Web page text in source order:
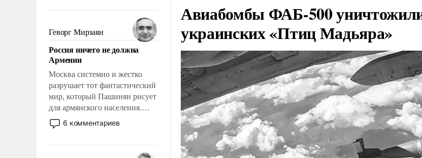
Сложившаяся ситуация
означает многолетний период
уязвимости США, например,
перед Китаем.
Геворг Мирзаян
Россия ничего не должна
Армении
Москва системно и жестко
разрушает тот фантастический
мир, который Пашинян рисует
для армянского населения.
Мир, где этому населению все
должны просто по
политические прожекты будут
6 комментариев
Авиабомбы ФАБ-500
украинских «Птиц Мадьяра»